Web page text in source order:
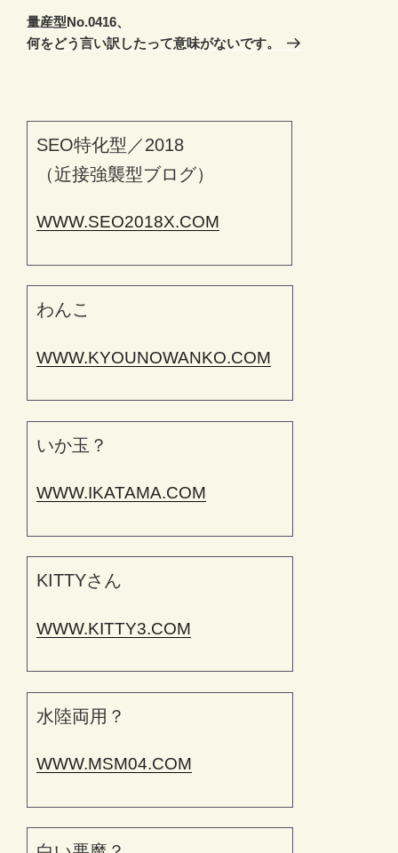
ー
シ
の
投
量産型No.0416、
何をどう言い訳したって意味がないです。
SEO特化型／2018
（近接強襲型ブログ）
WWW.SEO2018X.COM
わんこ
WWW.KYOUNOWANKO.COM
いか玉？
WWW.IKATAMA.COM
KITTYさん
WWW.KITTY3.COM
水陸両用？
WWW.MSM04.COM